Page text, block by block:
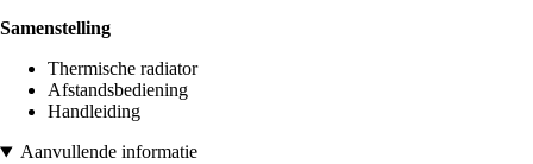
Samenstelling
Thermische radiator
Afstandsbediening
Handleiding
Aanvullende informatie